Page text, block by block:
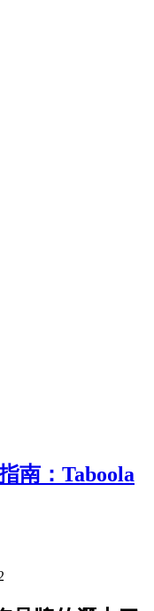
南：Taboola